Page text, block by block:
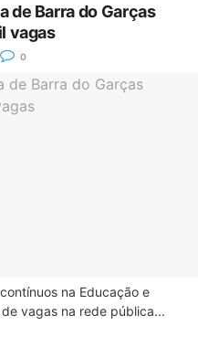
de Barra do Garças
vagas
0
na Educação e
vagas na rede pública...